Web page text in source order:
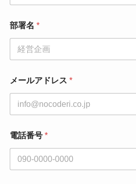
部署名 *
メールアドレス *
電話番号 *